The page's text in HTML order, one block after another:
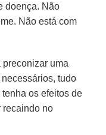
doença. Não
Não está com
preconizar uma
tudo
os efeitos de
recaindo no